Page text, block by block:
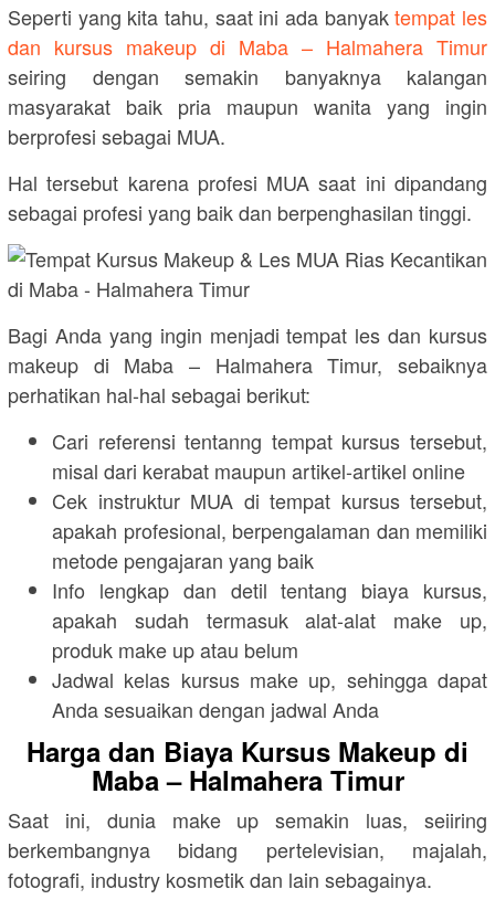
Seperti yang kita tahu, saat ini ada banyaktempat les
dan kursus makeup di Maba – Halmahera Timur
seiring dengan semakin banyaknya kalangan
masyarakat baik pria maupun wanita yang ingin
berprofesi sebagai MUA.
Hal tersebut karena profesi MUA saat ini dipandang
sebagai profesi yang baik dan berpenghasilan tinggi.
Bagi Anda yang ingin menjadi tempat les dan kursus
makeup di Maba – Halmahera Timur, sebaiknya
perhatikan hal-hal sebagai berikut:
Cari referensi tentanng tempat kursus tersebut,
misal dari kerabat maupun artikel-artikel online
Cek instruktur MUA di tempat kursus tersebut,
apakah profesional, berpengalaman dan memiliki
metode pengajaran yang baik
Info lengkap dan detil tentang biaya kursus,
apakah sudah termasuk alat-alat make up,
produk make up atau belum
Jadwal kelas kursus make up, sehingga dapat
Anda sesuaikan dengan jadwal Anda
Harga dan Biaya Kursus Makeup di
Maba – Halmahera Timur
Saat ini, dunia make up semakin luas, seiiring
berkembangnya bidang pertelevisian, majalah,
fotografi, industry kosmetik dan lain sebagainya.